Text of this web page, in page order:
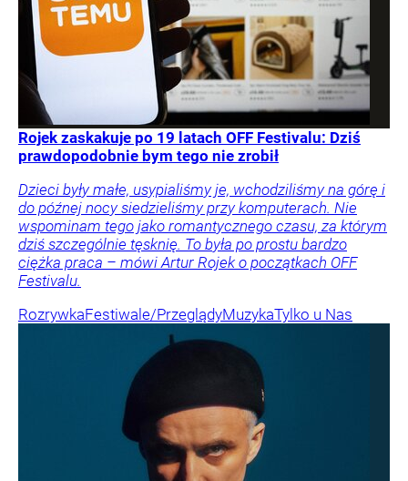
Rojek zaskakuje po 19 latach OFF Festivalu: Dziś
prawdopodobnie bym tego nie zrobił
Dzieci były małe, usypialiśmy je, wchodziliśmy na górę i
do późnej nocy siedzieliśmy przy komputerach. Nie
wspominam tego jako romantycznego czasu, za którym
dziś szczególnie tęsknię. To była po prostu bardzo
ciężka praca – mówi Artur Rojek o początkach OFF
Festivalu.
RozrywkaFestiwale/PrzeglądyMuzykaTylko u Nas